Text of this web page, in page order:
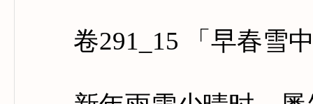
卷291_15 「早春雪